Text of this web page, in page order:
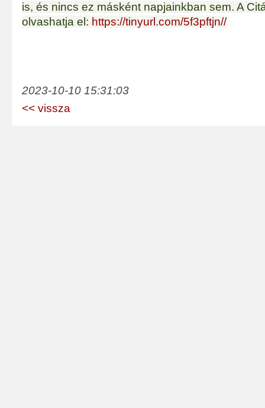
is, és nincs ez másként napjainkban sem. A
olvashatja el: https://tinyurl.com/5f3pftjn//
2023-10-10 15:31:03
<< vissza